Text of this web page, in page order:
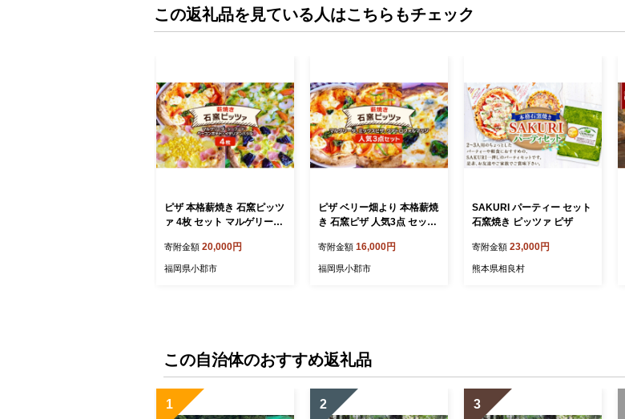
この返礼品を見ている人はこちらもチェック
ピザ 本格薪焼き 石窯ピッツ
ァ 4枚 セット マルゲリー
ポテト・イタリアンバジル
洋食 イタリアン ※配送不
寄附金額 20,000円
福岡県小郡市
ピザ ベリー畑より 本格薪焼
き 石窯ピザ 人気3点 セット
可：沖縄、離島
寄附金額 16,000円
福岡県小郡市
SAKURI パーティー セット
石窯焼き ピッツァ ピザ
寄附金額 23,000円
熊本県相良村
この自治体のおすすめ返礼品
1 2 3